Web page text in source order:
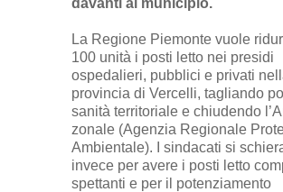
La Regione Piemonte vuole
100 unità i posti letto nei presidi
ospedalieri, pubblici e privati
provincia di Vercelli, tagliando
sanità territoriale e chiudendo
zonale (Agenzia Regionale
Ambientale). I sindacati si
invece per avere i posti letto
spettanti e per il potenziamento